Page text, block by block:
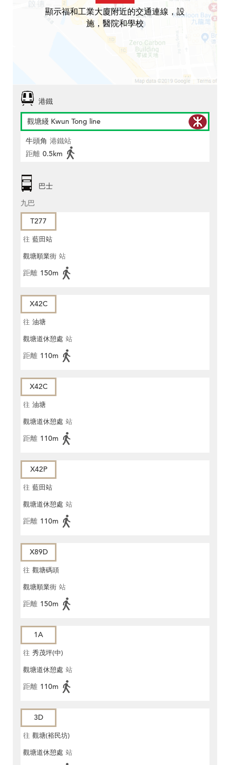
顯示福和工業大廈附近的交通連線，設
施，醫院和學校
港鐵
觀塘綫 Kwun Tong line
牛頭角 港鐵站
距離 0.5km
巴士
九巴
T277
往 藍田站
觀塘順業街 站
距離 150m
X42C
往 油塘
觀塘道休憩處 站
距離 110m
X42C
往 油塘
觀塘道休憩處 站
距離 110m
X42P
往 藍田站
觀塘道休憩處 站
距離 110m
X89D
往 觀塘碼頭
觀塘順業街 站
距離 150m
1A
往 秀茂坪(中)
觀塘道休憩處 站
距離 110m
3D
往 觀塘(裕民坊)
觀塘道休憩處 站